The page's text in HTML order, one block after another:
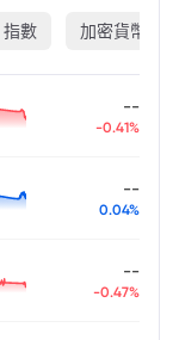
指數 加密貨幣
--
-0.41%
--
0.04%
--
-0.47%